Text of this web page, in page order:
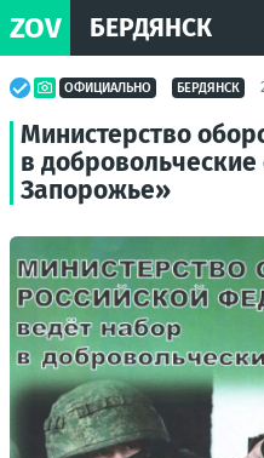
ZOV БЕРДЯНСК
ОФИЦИАЛЬНО БЕРДЯНСК
Министерство
в
Запорожье»